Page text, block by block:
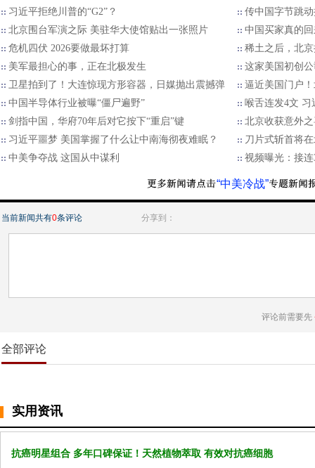
习近平拒绝川普的“G2”？
传中国字节跳
北京围台军演之际 美驻华大使馆贴出一张照片
中国买家真的
危机四伏 2026要做最坏打算
稀土之后，北
美军最担心的事，正在北极发生
这家美国初创
卫星拍到了！大连惊现方形容器，日媒抛出震撼弹
逼近美国门户
中国半导体行业被曝“僵尸遍野”
喉舌连发4文 习
剑指中国，华府70年后对它按下“重启”键
北京收获意外
习近平噩梦 美国掌握了什么让中南海彻夜难眠？
刀片式斩首将
中美争夺战 这国从中谋利
视频曝光：接
“中美冷战”
当前新闻共有0条评论 分享到：
评论前需要先
全部评论
实用资讯
抗癌明星组合 多年口碑保证！天然植物萃取 有效对抗癌细胞